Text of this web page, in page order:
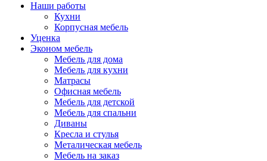
Наши работы
Кухни
Корпусная мебель
Уценка
Эконом мебель
Мебель для дома
Мебель для кухни
Матрасы
Офисная мебель
Мебель для детской
Мебель для спальни
Диваны
Кресла и стулья
Металическая мебель
Мебель на заказ